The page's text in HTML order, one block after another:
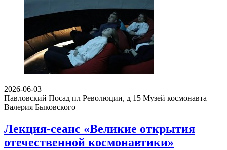
2026-06-03
Павловский Посад пл Революции, д 15 Музей космонавта
Валерия Быковского
Лекция-сеанс «Великие открытия
отечественной космонавтики»